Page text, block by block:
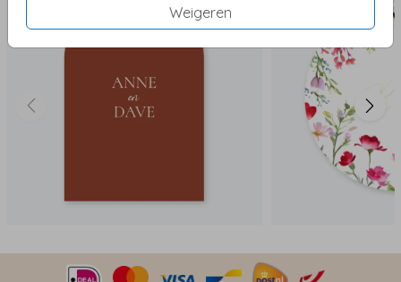
Weigeren